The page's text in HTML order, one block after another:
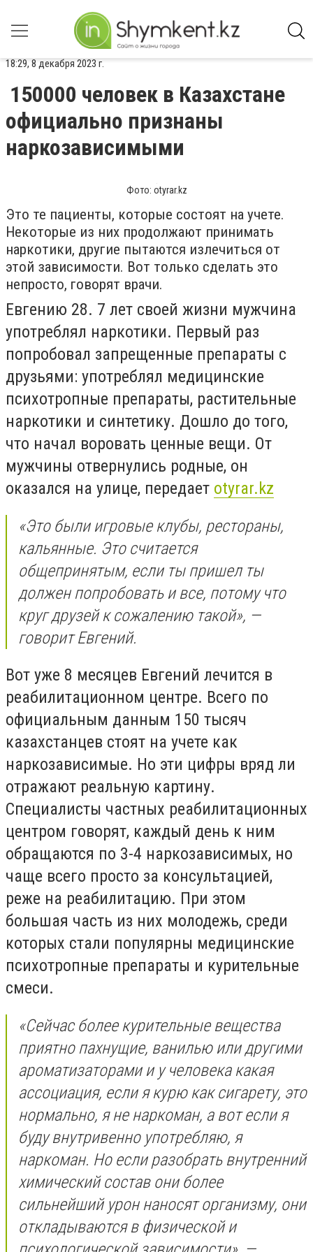
18:29, 8 декабря 2023 г.
150000 человек в Казахстане
официально признаны
наркозависимыми
Фото: otyrar.kz
Это те пациенты, которые состоят на учете.
Некоторые из них продолжают принимать
наркотики, другие пытаются излечиться от
этой зависимости. Вот только сделать это
непросто, говорят врачи.
Евгению 28. 7 лет своей жизни мужчина
употреблял наркотики. Первый раз
попробовал запрещенные препараты с
друзьями: употреблял медицинские
психотропные препараты, растительные
наркотики и синтетику. Дошло до того,
что начал воровать ценные вещи. От
мужчины отвернулись родные, он
оказался на улице, передает otyrar.kz
«Это были игровые клубы, рестораны,
кальянные. Это считается
общепринятым, если ты пришел ты
должен попробовать и все, потому что
круг друзей к сожалению такой», —
говорит Евгений.
Вот уже 8 месяцев Евгений лечится в
реабилитационном центре. Всего по
официальным данным 150 тысяч
казахстанцев стоят на учете как
наркозависимые. Но эти цифры вряд ли
отражают реальную картину.
Специалисты частных реабилитационных
центром говорят, каждый день к ним
обращаются по 3-4 наркозависимых, но
чаще всего просто за консультацией,
реже на реабилитацию. При этом
большая часть из них молодежь, среди
которых стали популярны медицинские
психотропные препараты и курительные
смеси.
«Сейчас более курительные вещества
приятно пахнущие, ванилью или другими
ароматизаторами и у человека какая
ассоциация, если я курю как сигарету, это
нормально, я не наркоман, а вот если я
буду внутривенно употребляю, я
наркоман. Но если разобрать внутренний
химический состав они более
сильнейший урон наносят организму, они
откладываются в физической и